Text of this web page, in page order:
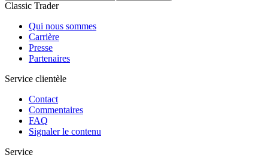
Classic Trader
Qui nous sommes
Carrière
Presse
Partenaires
Service clientèle
Contact
Commentaires
FAQ
Signaler le contenu
Service